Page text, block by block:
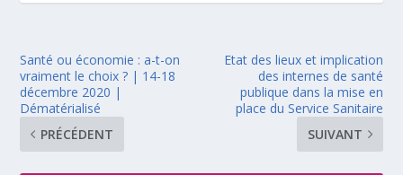
Santé ou économie : a-t-on
vraiment le choix ? | 14-18
décembre 2020 |
Dématérialisé
PRÉCÉDENT
Etat des lieux et implication
des internes de santé
publique dans la mise en
place du Service Sanitaire
SUIVANT